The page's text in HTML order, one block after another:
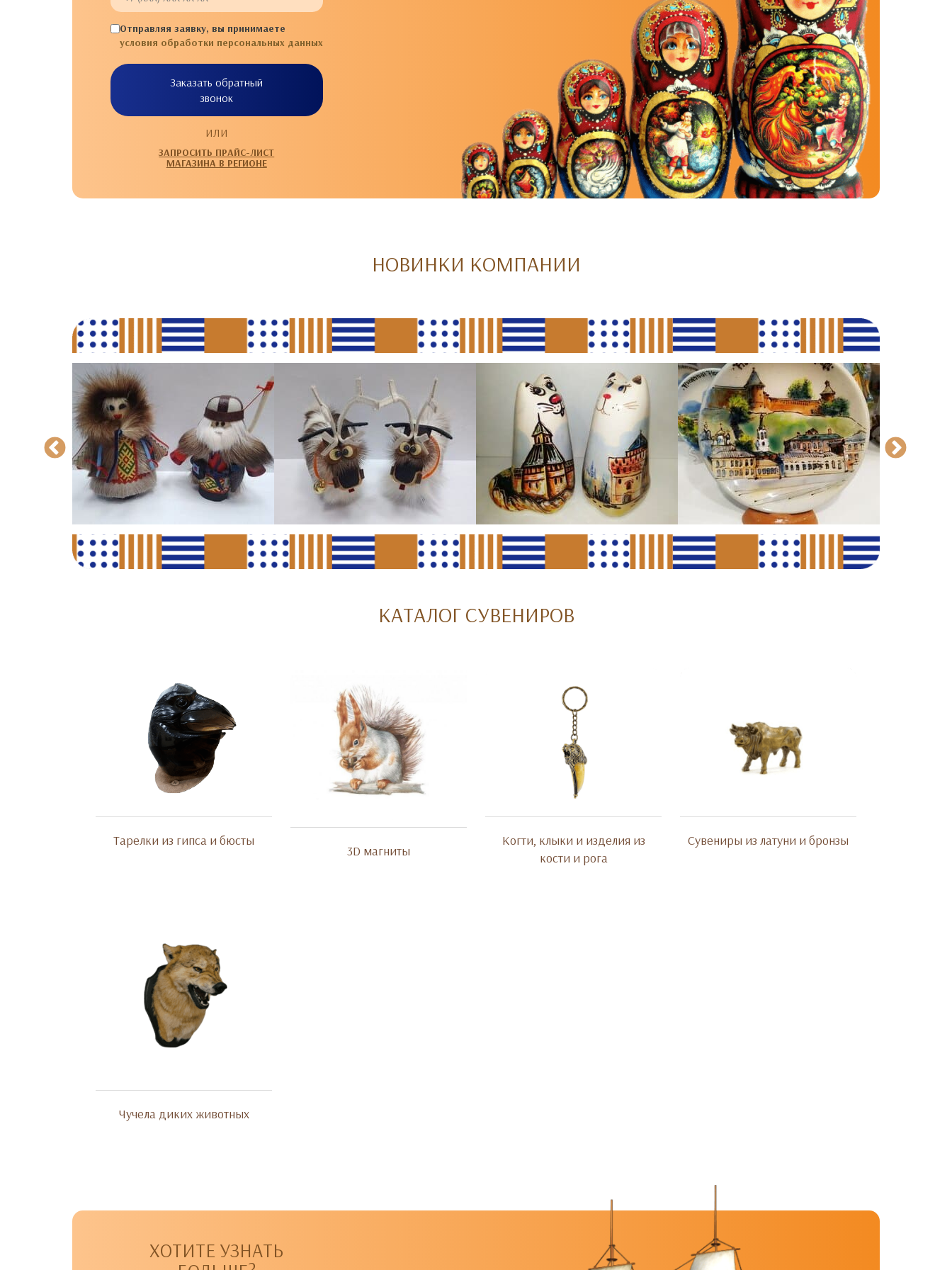
Отправляя заявку, вы принимаете
условия обработки персональных данных
Заказать обратный
звонок
ИЛИ
ЗАПРОСИТЬ ПРАЙС-ЛИСТ
МАГАЗИНА В РЕГИОНЕ
НОВИНКИ КОМПАНИИ
КАТАЛОГ СУВЕНИРОВ
Тарелки из гипса и бюсты
3D магниты
Когти, клыки и изделия из
кости и рога
Сувениры из латуни и бронзы
Чучела диких животных
ХОТИТЕ УЗНАТЬ